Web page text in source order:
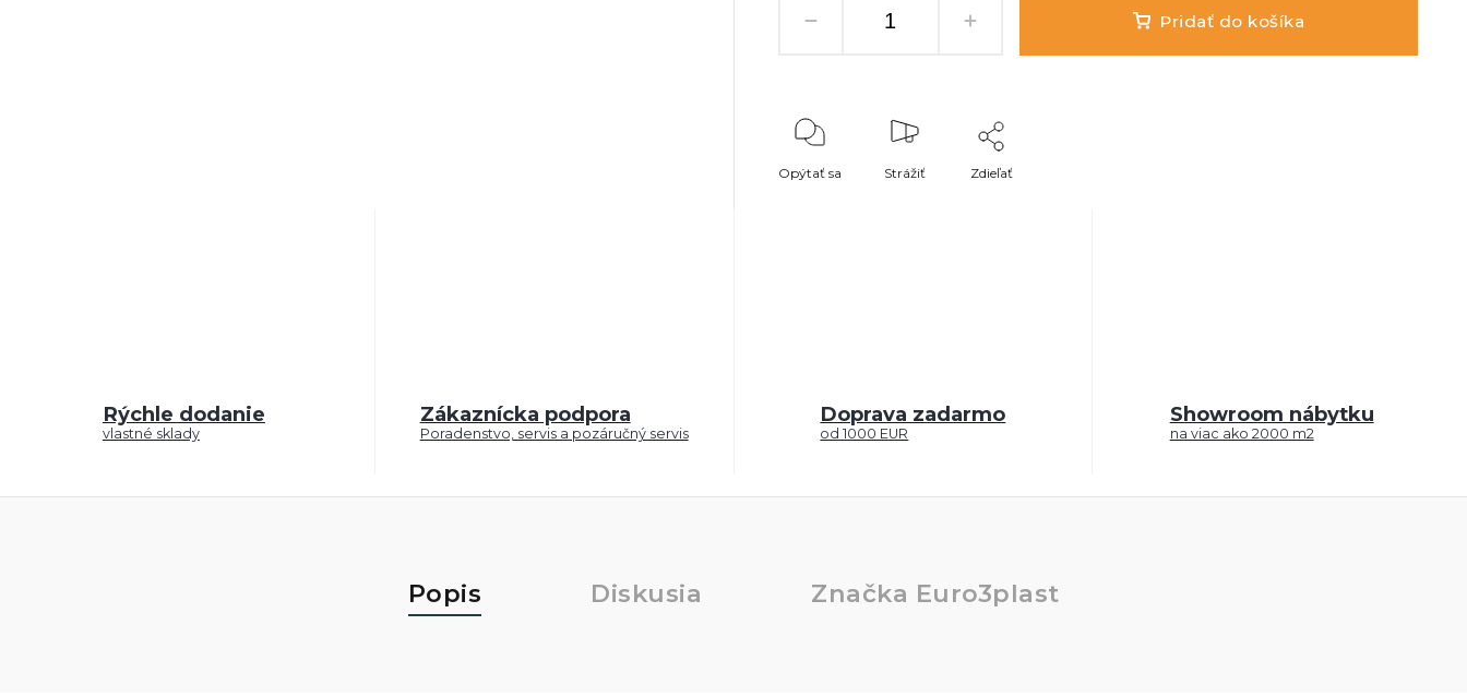
Pridať do košíka
Opýtať sa Strážiť Zdieľať
Rýchle dodanie
vlastné sklady
Zákaznícka podpora
Poradenstvo, servis a pozáručný servis
Doprava zadarmo
od 1000 EUR
Showroom nábytku
na viac ako 2000 m2
Popis Diskusia Značka Euro3plast